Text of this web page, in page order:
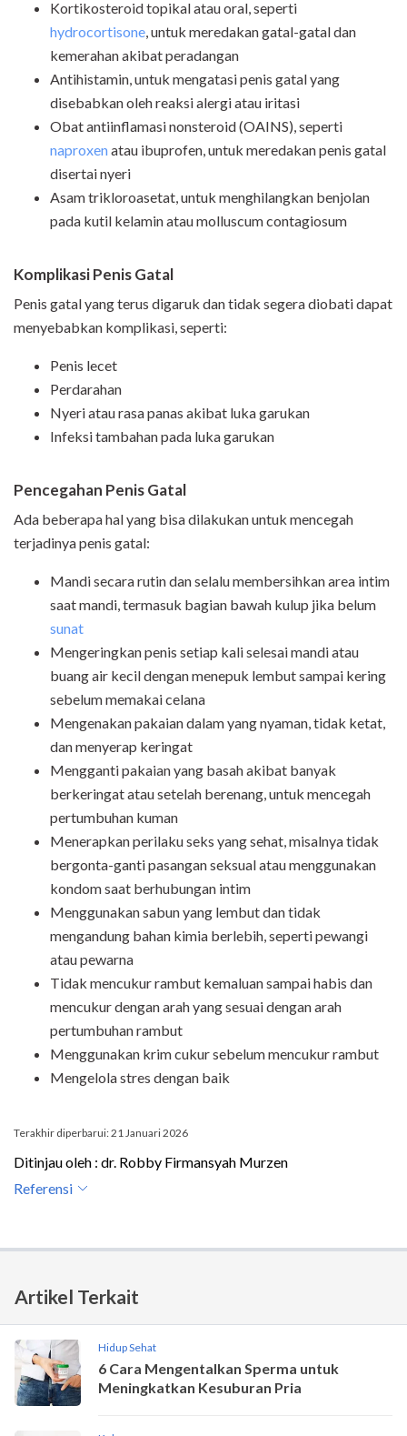
Kortikosteroid topikal atau oral, seperti
hydrocortisone , untuk meredakan gatal-gatal dan
kemerahan akibat peradangan
Antihistamin, untuk mengatasi penis gatal yang
disebabkan oleh reaksi alergi atau iritasi
Obat antiinflamasi nonsteroid (OAINS), seperti
naproxenatau ibuprofen, untuk meredakan penis gatal
disertai nyeri
Asam trikloroasetat, untuk menghilangkan benjolan
pada kutil kelamin atau molluscum contagiosum
Komplikasi Penis Gatal
Penis gatal yang terus digaruk dan tidak segera diobati dapat
menyebabkan komplikasi, seperti:
Penis lecet
Perdarahan
Nyeri atau rasa panas akibat luka garukan
Infeksi tambahan pada luka garukan
Pencegahan Penis Gatal
Ada beberapa hal yang bisa dilakukan untuk mencegah
terjadinya penis gatal:
Mandi secara rutin dan selalu membersihkan area intim
saat mandi, termasuk bagian bawah kulup jika belum
sunat
Mengeringkan penis setiap kali selesai mandi atau
buang air kecil dengan menepuk lembut sampai kering
sebelum memakai celana
Mengenakan pakaian dalam yang nyaman, tidak ketat,
dan menyerap keringat
Mengganti pakaian yang basah akibat banyak
berkeringat atau setelah berenang, untuk mencegah
pertumbuhan kuman
Menerapkan perilaku seks yang sehat, misalnya tidak
bergonta-ganti pasangan seksual atau menggunakan
kondom saat berhubungan intim
Menggunakan sabun yang lembut dan tidak
mengandung bahan kimia berlebih, seperti pewangi
atau pewarna
Tidak mencukur rambut kemaluan sampai habis dan
mencukur dengan arah yang sesuai dengan arah
pertumbuhan rambut
Menggunakan krim cukur sebelum mencukur rambut
Mengelola stres dengan baik
Terakhir diperbarui: 21 Januari 2026